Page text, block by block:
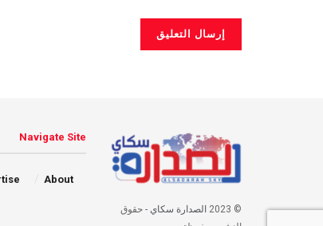
© 2023 الصدارة سكاي - حقوق
Navigate Site
About